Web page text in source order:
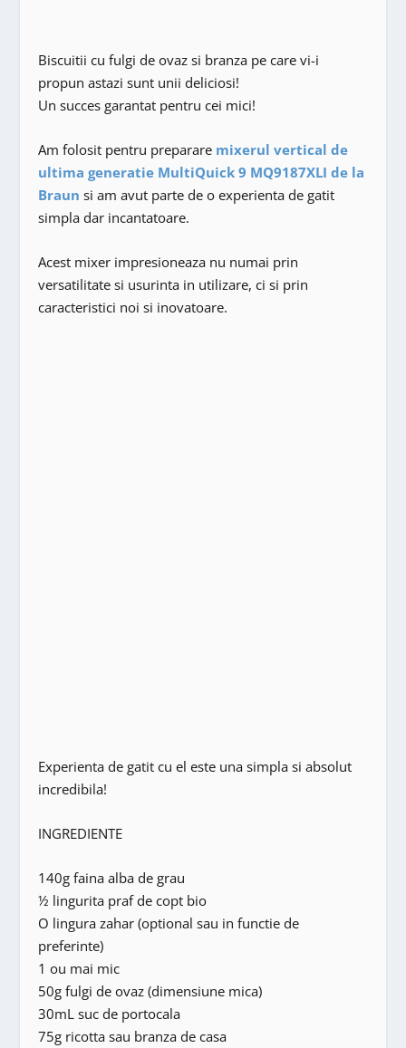
Biscuitii cu fulgi de ovaz si branza pe care vi-i
propun astazi sunt unii deliciosi!
Un succes garantat pentru cei mici!
Am folosit pentru preparare mixerul vertical de
ultima generatie MultiQuick 9 MQ9187XLI de la
Braun si am avut parte de o experienta de gatit
simpla dar incantatoare.
Acest mixer impresioneaza nu numai prin
versatilitate si usurinta in utilizare, ci si prin
caracteristici noi si inovatoare.
Experienta de gatit cu el este una simpla si absolut
incredibila!
INGREDIENTE
140g faina alba de grau
½ lingurita praf de copt bio
O lingura zahar (optional sau in functie de
preferinte)
1 ou mai mic
50g fulgi de ovaz (dimensiune mica)
30mL suc de portocala
75g ricotta sau branza de casa